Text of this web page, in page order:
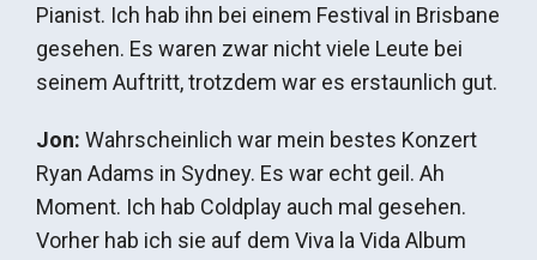
Pianist. Ich hab ihn bei einem Festival in Brisbane
gesehen. Es waren zwar nicht viele Leute bei
seinem Auftritt, trotzdem war es erstaunlich gut.
Jon: Wahrscheinlich war mein bestes Konzert
Ryan Adams in Sydney. Es war echt geil. Ah
Moment. Ich hab Coldplay auch mal gesehen.
Vorher hab ich sie auf dem Viva la Vida Album